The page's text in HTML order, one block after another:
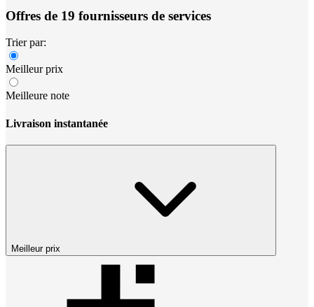
Offres de 19 fournisseurs de services
Trier par:
Meilleur prix
Meilleure note
Livraison instantanée
Meilleur prix